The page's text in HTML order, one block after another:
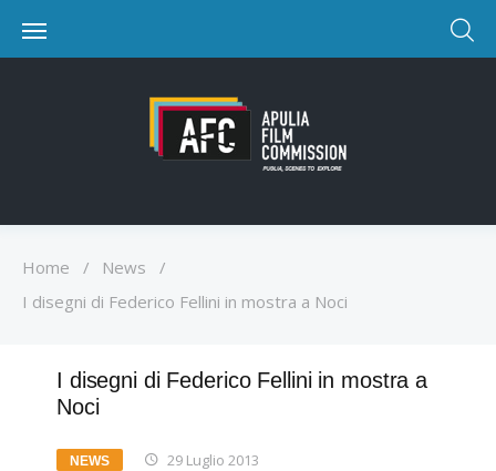
Home / News
/
I disegni di Federico Fellini in mostra a Noci
I disegni di Federico Fellini in mostra a
Noci
NEWS 29 Luglio 2013